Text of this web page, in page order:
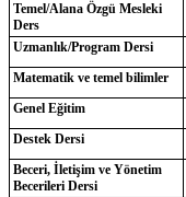
Temel/Alana Özgü Mesleki
Ders
Uzmanlık/Program Dersi
Matematik ve temel bilimler
Genel Eğitim
Destek Dersi
Beceri, İletişim ve Yönetim
Becerileri Dersi